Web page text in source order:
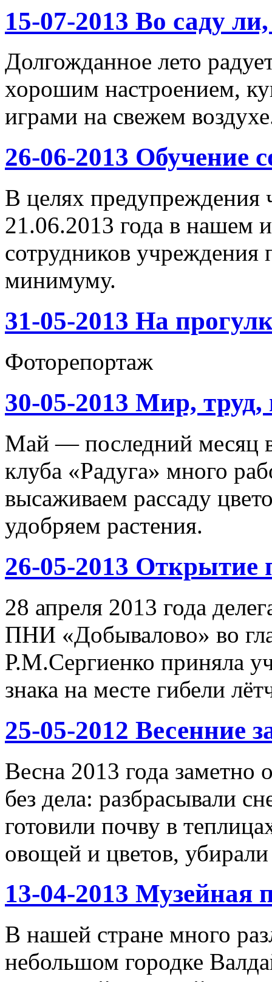
15-07-2013 Во саду
Долгожданное лето
хорошим настроением,
играми на свежем
26-06-2013 Обучение
В целях предупреждения
21.06.2013 года в нашем
сотрудников
минимуму.
31-05-2013 На
Фоторепортаж
30-05-2013 Мир,
Май — последний месяц
клуба «Радуга» много
высаживаем рассаду
удобряем растения.
26-05-2013 Открытие
28 апреля 2013 года
ПНИ «Добывалово» во
Р.М.Сергиенко приняла
знака на месте гибели
25-05-2012 Весенние
Весна 2013 года
без дела: разбрасывали
готовили почву в
овощей и цветов,
13-04-2013 Музейная
В нашей стране много
небольшом городке